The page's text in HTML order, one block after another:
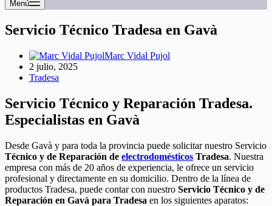
Menú
Servicio Técnico Tradesa en Gavà
Marc Vidal Pujol
2 julio, 2025
Tradesa
Servicio Técnico y Reparación Tradesa.
Especialistas en Gavà
Desde Gavà y para toda la provincia puede solicitar nuestro Servicio
Técnico y de Reparación de electrodomésticos Tradesa. Nuestra
empresa con más de 20 años de experiencia, le ofrece un servicio
profesional y directamente en su domicilio. Dentro de la línea de
productos Tradesa, puede contar con nuestro Servicio Técnico y de
Reparación en Gavà para Tradesa en los siguientes aparatos: